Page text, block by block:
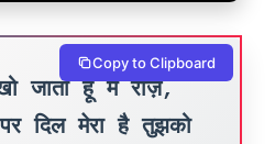
जाता हूँ मैं रोज़,
दिल मेरा है तुझको
Copy to Clipboard